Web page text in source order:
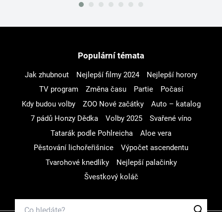
Populární témata
Jak zhubnout Nejlepší filmy 2024
Nejlepší horory
TV program
Změna času Partie
Počasí
Kdy budou volby
ZOO Nové začátky
Auto – katalog
7 pádů Honzy Dědka
Volby 2025
Svařené víno
Tatarák podle Pohlreicha
Aloe vera
Pěstování lichořeřišnice
Výpočet ascendentu
Tvarohové knedlíky
Nejlepší palačinky
Švestkový koláč